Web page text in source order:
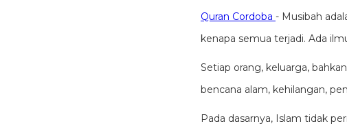
Quran Cordoba - Musibah
kenapa semua terjadi. Ada
Setiap orang, keluarga,
bencana alam, kehilangan,
Pada dasarnya, Islam tidak